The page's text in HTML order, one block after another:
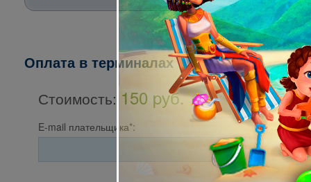
Оплата в терминалах "ПСКБ":
Стоимость: 150 pуб.
E-mail плательщика*: